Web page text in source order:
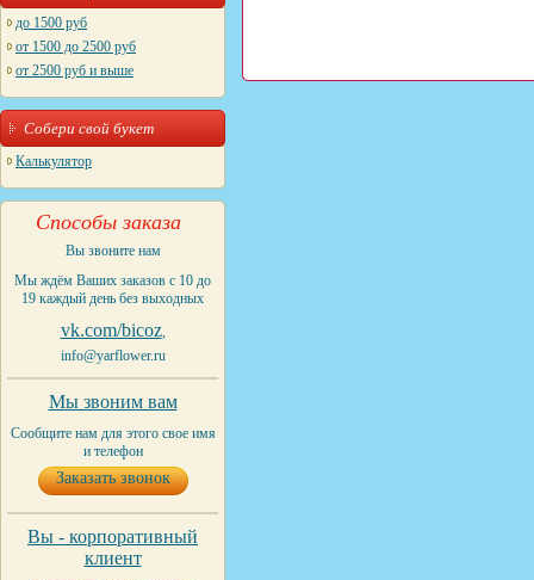
до 1500 руб
от 1500 до 2500 руб
от 2500 руб и выше
Собери свой букет
Калькулятор
Способы заказа
Вы звоните нам
Мы ждём Ваших заказов с 10 до
19 каждый день без выходных
vk.com/bicoz,
info@yarflower.ru
Мы звоним вам
Сообщите нам для этого свое имя
и телефон
Заказать звонок
Вы - корпоративный
клиент